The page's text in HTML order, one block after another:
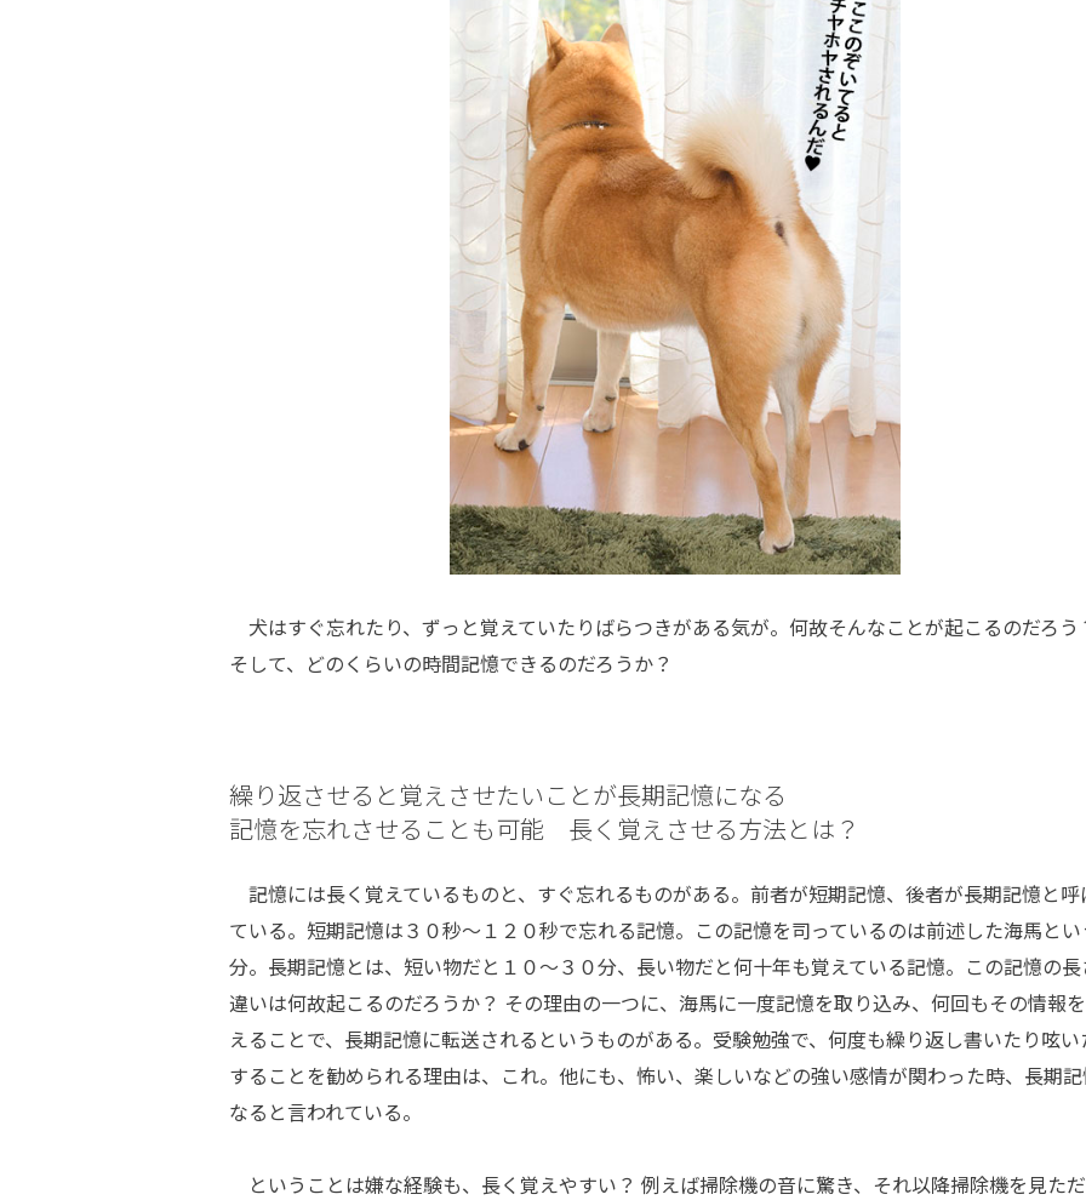
犬はすぐ忘れたり、ずっと覚えていたりばらつきがある気が。何故そんなことが起こるのだろう
そして、どのくらいの時間記憶できるのだろうか？
繰り返させると覚えさせたいことが長期記憶になる
記憶を忘れさせることも可能 長く覚えさせる方法とは？
記憶には長く覚えているものと、すぐ忘れるものがある。前者が短期記憶、後者が長期記憶と呼
ている。短期記憶は３０秒～１２０秒で忘れる記憶。この記憶を司っているのは前述した海馬と
分。長期記憶とは、短い物だと１０～３０分、長い物だと何十年も覚えている記憶。この記憶の長
違いは何故起こるのだろうか？ その理由の一つに、海馬に一度記憶を取り込み、何回もその情報
えることで、長期記憶に転送されるというものがある。受験勉強で、何度も繰り返し書いたり呟い
することを勧められる理由は、これ。他にも、怖い、楽しいなどの強い感情が関わった時、長期
なると言われている。
ということは嫌な経験も、長く覚えやすい？ 例えば掃除機の音に驚き、それ以降掃除機を見た